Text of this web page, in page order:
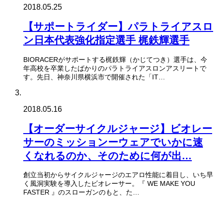
2018.05.25
【サポートライダー】パラトライアスロ
ン日本代表強化指定選手 梶鉄輝選手
BIORACERがサポートする梶鉄輝（かじてつき）選手は、今
年高校を卒業したばかりのパラトライアスロンアスリートで
す。先日、神奈川県横浜市で開催された「IT…
2018.05.16
【オーダーサイクルジャージ】ビオレー
サーのミッションーウェアでいかに速
くなれるのか、そのために何が出…
創立当初からサイクルジャージのエアロ性能に着目し、いち早
く風洞実験を導入したビオレーサー。『 WE MAKE YOU
FASTER 』のスローガンのもと、た…